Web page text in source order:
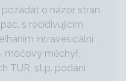
o názor stran
s recidivujícím
intravesicální
močový měchýř,
TUR, st.p. podání